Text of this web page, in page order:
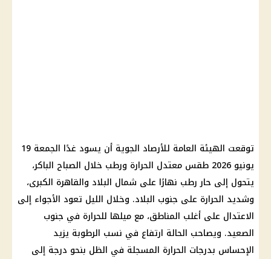
توقعت الهيئة العامة للأرصاد الجوية
أن يسود غدًا الجمعة 19
يونيو 2026
طقس معتدل الحرارة ورطب خلال الصباح الباكر،
يتحول إلى حار رطب نهارًا على شمال البلاد والقاهرة الكبرى،
وشديد الحرارة على جنوب البلاد. وخلال الليل تعود الأجواء إلى
الاعتدال على أغلب المناطق، مع ميلها للحرارة في جنوب
الصعيد. ويصاحب الحالة ارتفاع في نسب الرطوبة يزيد
الإحساس بدرجات الحرارة المسجلة في الظل بنحو درجة إلى